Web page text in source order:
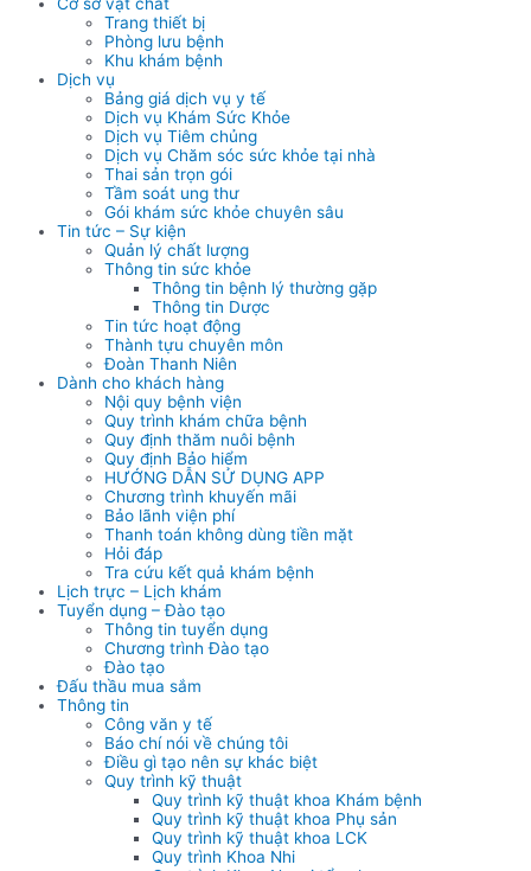
Trang thiết bị
Phòng lưu bệnh
Khu khám bệnh
Dịch vụ
Bảng giá dịch vụ y tế
Dịch vụ Khám Sức Khỏe
Dịch vụ Tiêm chủng
Dịch vụ Chăm sóc sức khỏe tại nhà
Thai sản trọn gói
Tầm soát ung thư
Gói khám sức khỏe chuyên sâu
Tin tức – Sự kiện
Quản lý chất lượng
Thông tin sức khỏe
Thông tin bệnh lý thường gặp
Thông tin Dược
Tin tức hoạt động
Thành tựu chuyên môn
Đoàn Thanh Niên
Dành cho khách hàng
Nội quy bệnh viện
Quy trình khám chữa bệnh
Quy định thăm nuôi bệnh
Quy định Bảo hiểm
HƯỚNG DẪN SỬ DỤNG APP
Chương trình khuyến mãi
Bảo lãnh viện phí
Thanh toán không dùng tiền mặt
Hỏi đáp
Tra cứu kết quả khám bệnh
Lịch trực – Lịch khám
Tuyển dụng – Đào tạo
Thông tin tuyển dụng
Chương trình Đào tạo
Đào tạo
Đấu thầu mua sắm
Thông tin
Công văn y tế
Báo chí nói về chúng tôi
Điều gì tạo nên sự khác biệt
Quy trình kỹ thuật
Quy trình kỹ thuật khoa Khám bệnh
Quy trình kỹ thuật khoa Phụ sản
Quy trình kỹ thuật khoa LCK
Quy trình Khoa Nhi